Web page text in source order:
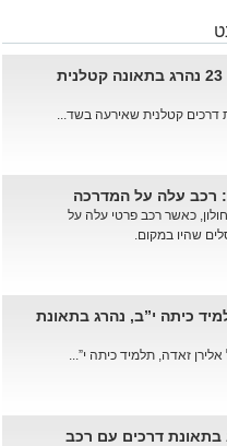
טרגדיה בחולון: רוכב אופנוע בן 23 נהרג בתאונה קטלנית
רכב עלה על המדרכה
כאשר רכב פרטי עלה על
שהיו במקום.
כיתה י”ב, נהרג בתאונת
זאדה, תלמיד כיתה י”...
נער בן 17 נהרג בתאונת דרכים עם רכב